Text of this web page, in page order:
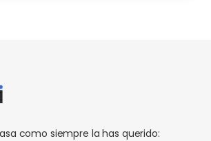
como siempre la has querido: